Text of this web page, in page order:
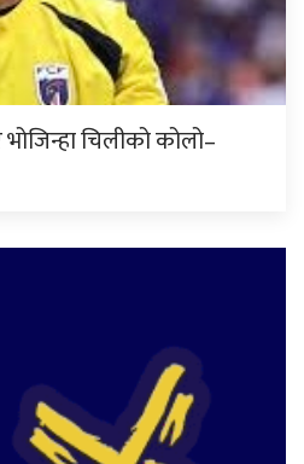
चिलीको कोलो–